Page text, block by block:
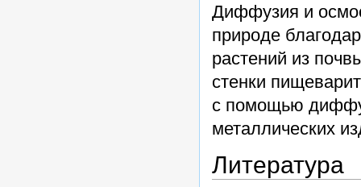
Диффузия и
природе
растений из
стенки
с помощью
металлических
Литература